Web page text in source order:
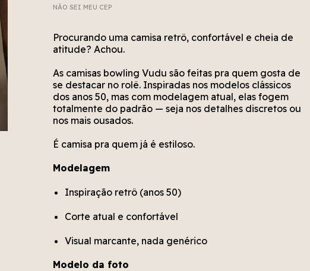
NÃO SEI MEU CEP
escrito?
alguns segundos.
novamente em alguns segundos.
Procurando uma camisa retrô, confortável e cheia de
atitude? Achou.
As camisas bowling Vudu são feitas pra quem gosta de
se destacar no rolê. Inspiradas nos modelos clássicos
dos anos 50, mas com modelagem atual, elas fogem
totalmente do padrão — seja nos detalhes discretos ou
nos mais ousados.
É camisa pra quem já é estiloso.
Modelagem
Inspiração retrô (anos 50)
Corte atual e confortável
Visual marcante, nada genérico
Modelo da foto